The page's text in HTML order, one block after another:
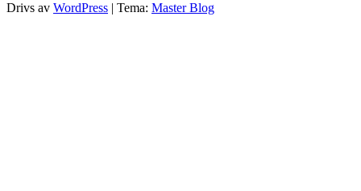
Drivs av WordPress | Tema: Master Blog